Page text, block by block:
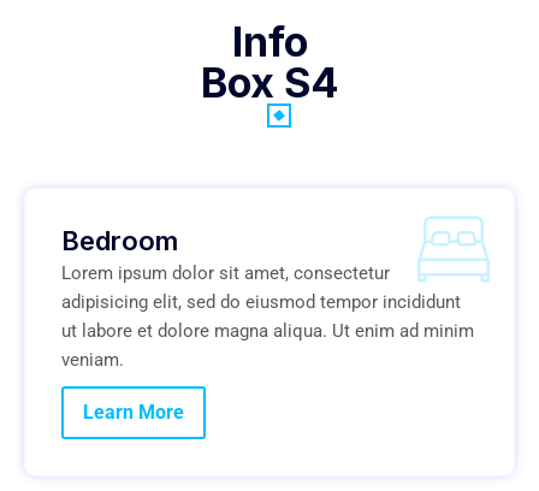
Info
Box S4
Bedroom
Lorem ipsum dolor sit amet, consectetur
adipisicing elit, sed do eiusmod tempor incididunt
ut labore et dolore magna aliqua. Ut enim ad minim
veniam.
Learn More